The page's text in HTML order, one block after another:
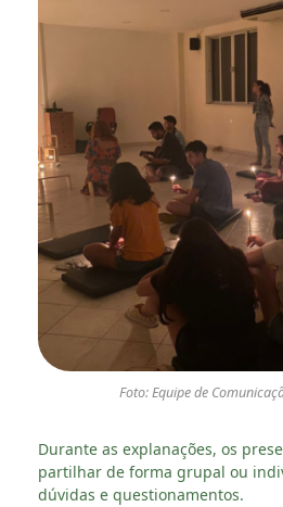
Foto: Equipe de
Durante as explanações, os
partilhar de forma grupal ou
dúvidas e questionamentos.